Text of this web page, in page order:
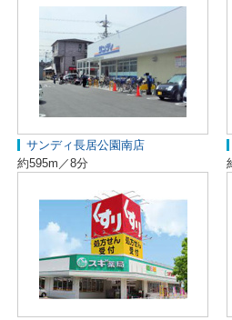
サンディ長居公園南店
約595m／8分